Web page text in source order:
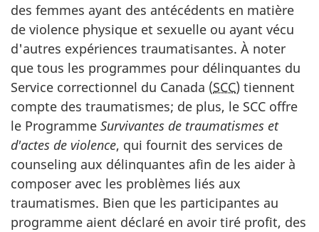
des femmes ayant des antécédents en matière
de violence physique et sexuelle ou ayant vécu
d'autres expériences traumatisantes. À noter
que tous les programmes pour délinquantes du
Service correctionnel du Canada (SCC) tiennent
compte des traumatismes; de plus, le SCC offre
le Programme Survivantes de traumatismes et
d'actes de violence, qui fournit des services de
counseling aux délinquantes afin de les aider à
composer avec les problèmes liés aux
traumatismes. Bien que les participantes au
programme aient déclaré en avoir tiré profit, des